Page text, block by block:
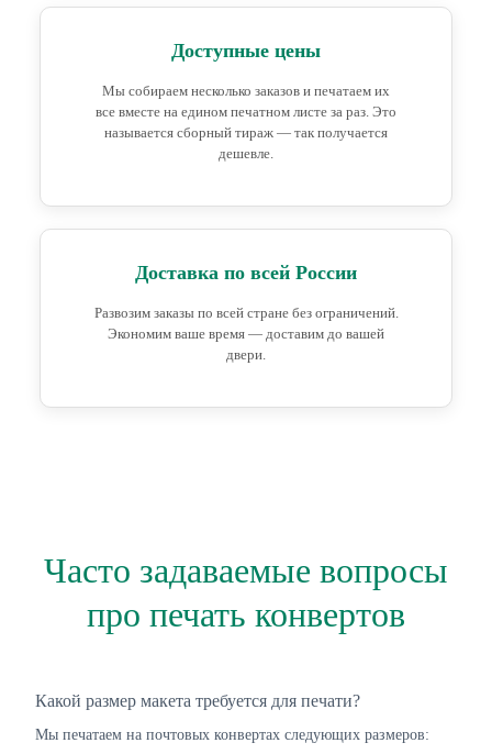
Доступные цены
Мы собираем несколько заказов и печатаем их
все вместе на едином печатном листе за раз. Это
называется сборный тираж — так получается
дешевле.
Доставка по всей России
Развозим заказы по всей стране без ограничений.
Экономим ваше время — доставим до вашей
двери.
Часто задаваемые вопросы
про печать конвертов
Какой размер макета требуется для печати?
Мы печатаем на почтовых конвертах следующих размеров: